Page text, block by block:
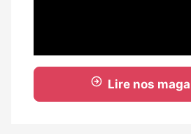
Lire nos